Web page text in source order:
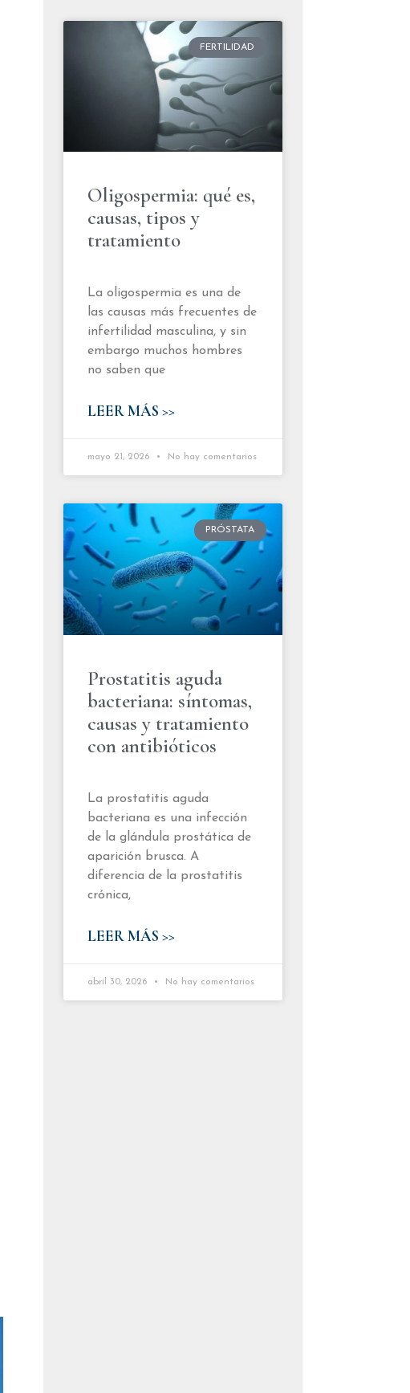
FERTILIDAD
Oligospermia: qué es,
causas, tipos y
tratamiento
La oligospermia es una de
las causas más frecuentes de
infertilidad masculina, y sin
embargo muchos hombres
no saben que
LEER MÁS >>
mayo 21, 2026 No hay comentarios
PRÓSTATA
Prostatitis aguda
bacteriana: síntomas,
causas y tratamiento
con antibióticos
La prostatitis aguda
bacteriana es una infección
de la glándula prostática de
aparición brusca. A
diferencia de la prostatitis
crónica,
LEER MÁS >>
abril 30, 2026 No hay comentarios